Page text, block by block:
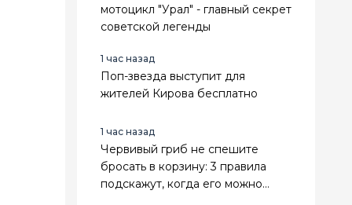
мотоцикл "Урал" - главный секрет
советской легенды
1 час назад
Поп-звезда выступит для
жителей Кирова бесплатно
1 час назад
Червивый гриб не спешите
бросать в корзину: 3 правила
подскажут, когда его можно